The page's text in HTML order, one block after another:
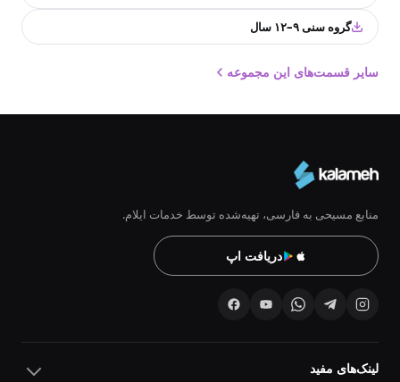
گروه سنی ۹–۱۲ سال
سایر قسمت‌های این مجموعه
منابع مسیحی به فارسی، تهیه‌شده توسط خدمات ایلام.
دریافت اپ
لینک‌های مفید